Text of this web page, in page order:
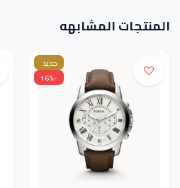
المنتجات المشابهه
جديد
-16%